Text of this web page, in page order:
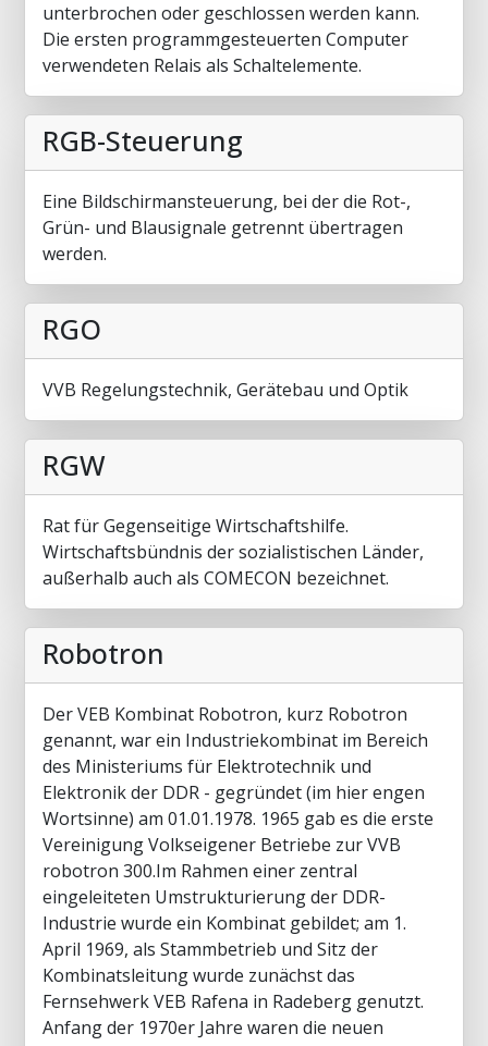
unterbrochen oder geschlossen werden kann.
Die ersten programmgesteuerten Computer
verwendeten Relais als Schaltelemente.
RGB-Steuerung
Eine Bildschirmansteuerung, bei der die Rot-,
Grün- und Blausignale getrennt übertragen
werden.
RGO
VVB Regelungstechnik, Gerätebau und Optik
RGW
Rat für Gegenseitige Wirtschaftshilfe.
Wirtschaftsbündnis der sozialistischen Länder,
außerhalb auch als COMECON bezeichnet.
Robotron
Der VEB Kombinat Robotron, kurz Robotron
genannt, war ein Industriekombinat im Bereich
des Ministeriums für Elektrotechnik und
Elektronik der DDR - gegründet (im hier engen
Wortsinne) am 01.01.1978. 1965 gab es die erste
Vereinigung Volkseigener Betriebe zur VVB
robotron 300.Im Rahmen einer zentral
eingeleiteten Umstrukturierung der DDR-
Industrie wurde ein Kombinat gebildet; am 1.
April 1969, als Stammbetrieb und Sitz der
Kombinatsleitung wurde zunächst das
Fernsehwerk VEB Rafena in Radeberg genutzt.
Anfang der 1970er Jahre waren die neuen